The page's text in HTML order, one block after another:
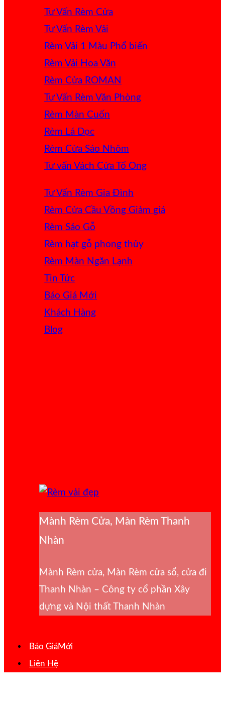
Tư Vấn Rèm Cửa
Tư Vấn Rèm Vải
Rèm Vải 1 Màu
Rèm Vải Hoa Văn
Rèm Cửa ROMAN
Tư Vấn Rèm Văn Phòng
Rèm Màn Cuốn
Rèm Lá Dọc
Rèm Cửa Sáo Nhôm
Tư vấn Vách Cửa Tổ Ong
Tư Vấn Rèm Gia Đình
Rèm Cửa Cầu Vồng
Rèm Sáo Gỗ
Rèm hạt gỗ phong thủy
Rèm Màn Ngăn Lạnh
Tin Tức
Báo Giá
Khách Hàng
Blog
Mành Rèm Cửa, Màn Rèm Thanh
Nhàn
Mành Rèm cửa, Màn Rèm cửa sổ, cửa đi
Thanh Nhàn – Công ty cổ phần Xây
dựng và Nội thất Thanh Nhàn
Báo Giá
Liên Hệ